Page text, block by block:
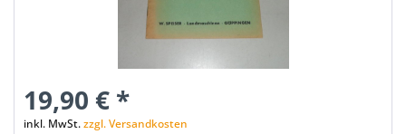
19,90 € *
inkl. MwSt.zzgl. Versandkosten